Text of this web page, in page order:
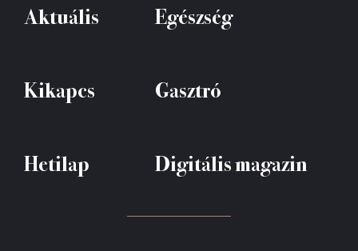
Aktuális Egészség
Kikapcs Gasztró
Hetilap Digitális magazin